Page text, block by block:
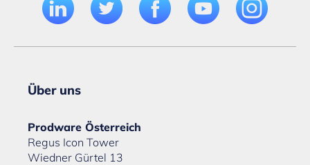
Über uns
Prodware Österreich
Regus Icon Tower
Wiedner Gürtel 13